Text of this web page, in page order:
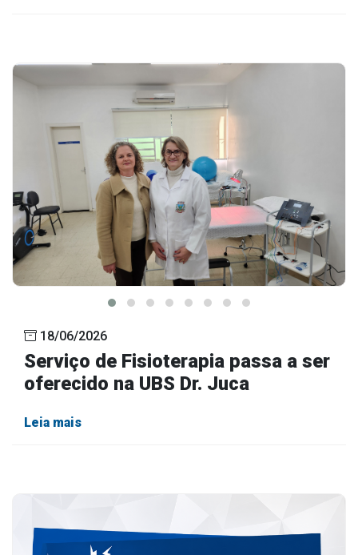
18/06/2026
Serviço de Fisioterapia passa a ser
oferecido na UBS Dr. Juca
Leia mais